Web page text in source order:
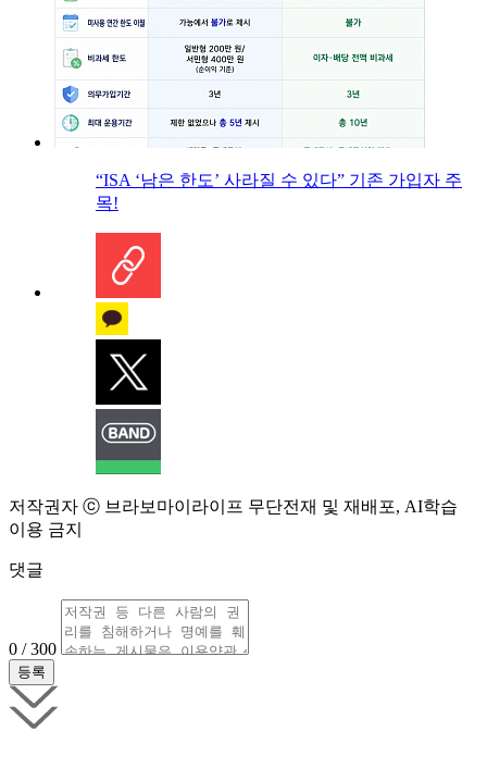
“ISA ‘남은 한도’ 사라질 수 있다” 기존 가입자 주
목!
저작권자 ⓒ 브라보마이라이프 무단전재 및 재배포, AI학습
이용 금지
댓글
0 / 300